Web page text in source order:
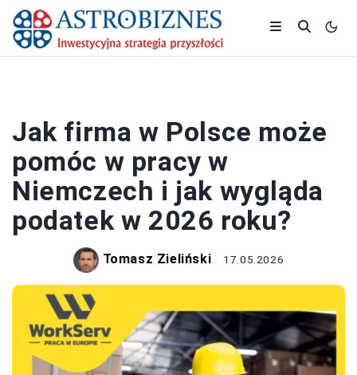
Jak firma w Polsce może
pomóc w pracy w
Niemczech i jak wygląda
podatek w 2026 roku?
Tomasz Zieliński 17.05.2026